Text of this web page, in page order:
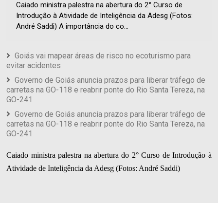
Caiado ministra palestra na abertura do 2° Curso de
Introdução à Atividade de Inteligência da Adesg (Fotos:
André Saddi) A importância do co...
Goiás vai mapear áreas de risco no ecoturismo para
evitar acidentes
Governo de Goiás anuncia prazos para liberar tráfego de
carretas na GO-118 e reabrir ponte do Rio Santa Tereza, na
GO-241
Governo de Goiás anuncia prazos para liberar tráfego de
carretas na GO-118 e reabrir ponte do Rio Santa Tereza, na
GO-241
Caiado ministra palestra na abertura do 2° Curso de Introdução à
Atividade de Inteligência da Adesg (Fotos: André Saddi)